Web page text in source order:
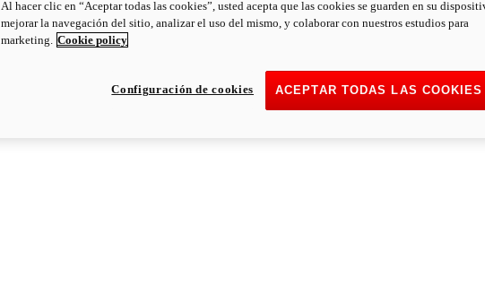
Al hacer clic en “Aceptar todas las cookies”, usted acepta que las cookies se guarden en su
mejorar la navegación del sitio, analizar el uso del mismo, y colaborar con nuestros estudios para
marketing. Cookie policy
ACEPTAR TODAS LAS COOKIES
Configuración de cookies